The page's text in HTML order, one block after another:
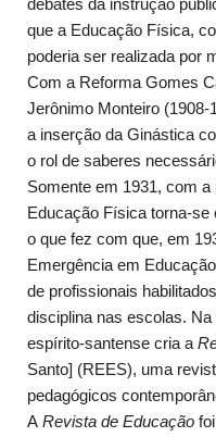
debates da instrução
que a Educação Física,
poderia ser realizada por
Com a Reforma Gomes
Jerônimo Monteiro
a inserção da Ginástica
o rol de saberes
Somente em 1931, com
Educação Física torna-se
o que fez com que, em
Emergência em
de profissionais
disciplina nas escolas.
espírito-santense cria a
Santo] (REES), uma
pedagógicos
A Revista de Educação